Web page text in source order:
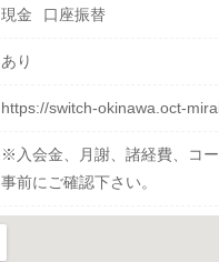
現金 口座振替
あり
https://switch-okinawa.oct-
※入会金、月謝、諸経費、コ
事前にご確認下さい。